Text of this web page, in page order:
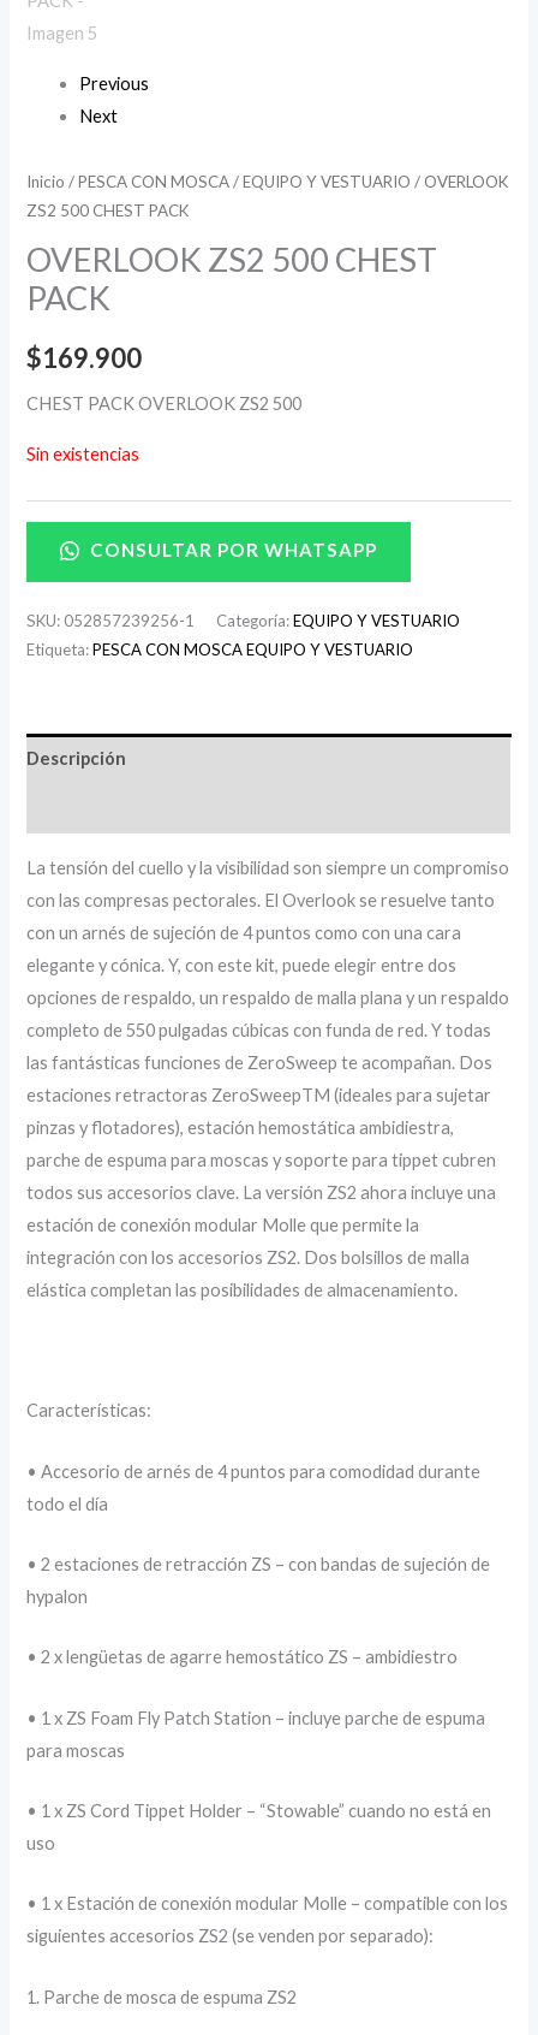
Previous
Next
Inicio /PESCA CON MOSCA/EQUIPO Y VESTUARIO / OVERLOOK
ZS2 500 CHEST PACK
OVERLOOK ZS2 500 CHEST
PACK
$169.900
CHEST PACK OVERLOOK ZS2 500
Sin existencias
CONSULTAR POR WHATSAPP
SKU: 052857239256-1 Categoría:EQUIPO Y VESTUARIO
Etiqueta:PESCA CON MOSCA EQUIPO Y VESTUARIO
Descripción
La tensión del cuello y la visibilidad son siempre un compromiso
con las compresas pectorales. El Overlook se resuelve tanto
con un arnés de sujeción de 4 puntos como con una cara
elegante y cónica. Y, con este kit, puede elegir entre dos
opciones de respaldo, un respaldo de malla plana y un respaldo
completo de 550 pulgadas cúbicas con funda de red. Y todas
las fantásticas funciones de ZeroSweep te acompañan. Dos
estaciones retractoras ZeroSweepTM (ideales para sujetar
pinzas y flotadores), estación hemostática ambidiestra,
parche de espuma para moscas y soporte para tippet cubren
todos sus accesorios clave. La versión ZS2 ahora incluye una
estación de conexión modular Molle que permite la
integración con los accesorios ZS2. Dos bolsillos de malla
elástica completan las posibilidades de almacenamiento.
Características:
• Accesorio de arnés de 4 puntos para comodidad durante
todo el día
• 2 estaciones de retracción ZS – con bandas de sujeción de
hypalon
• 2 x lengüetas de agarre hemostático ZS – ambidiestro
• 1 x ZS Foam Fly Patch Station – incluye parche de espuma
para moscas
• 1 x ZS Cord Tippet Holder – “Stowable” cuando no está en
uso
• 1 x Estación de conexión modular Molle – compatible con los
siguientes accesorios ZS2 (se venden por separado):
1. Parche de mosca de espuma ZS2